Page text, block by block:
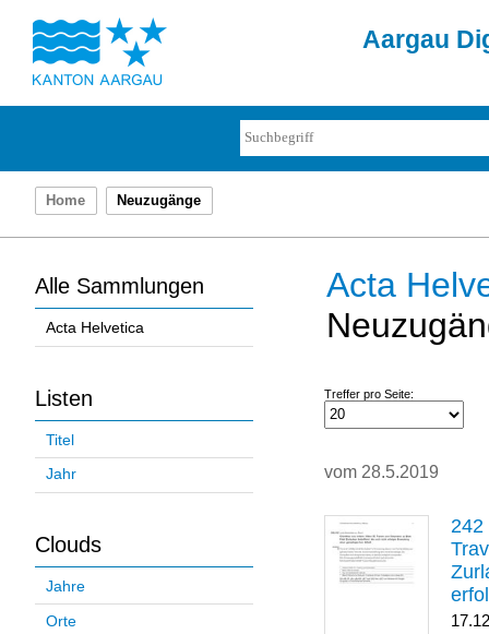
Aargau
Home Neuzugänge
Alle Sammlungen
Acta Helvetica
Listen
Titel
Jahr
Clouds
Jahre
Orte
Acta
Treffer pro Seite:
vom 28.5.2019